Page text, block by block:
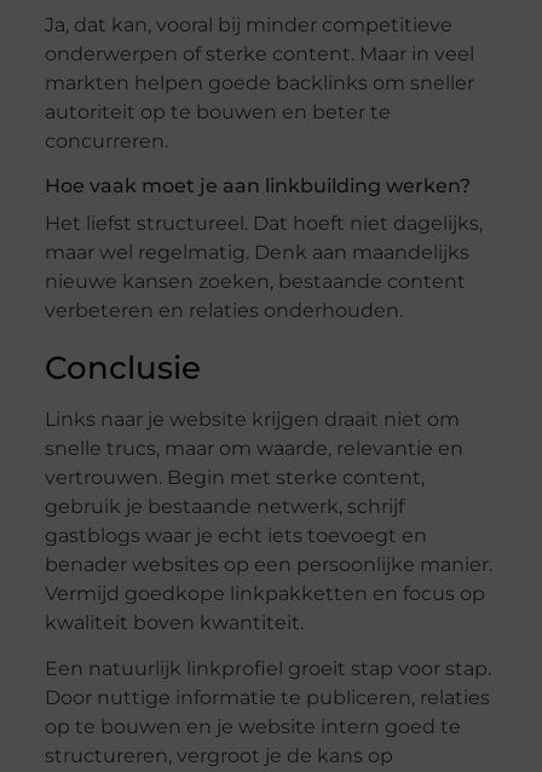
Ja, dat kan, vooral bij minder competitieve
onderwerpen of sterke content. Maar in veel
markten helpen goede backlinks om sneller
autoriteit op te bouwen en beter te
concurreren.
Hoe vaak moet je aan linkbuilding werken?
Het liefst structureel. Dat hoeft niet dagelijks,
maar wel regelmatig. Denk aan maandelijks
nieuwe kansen zoeken, bestaande content
verbeteren en relaties onderhouden.
Conclusie
Links naar je website krijgen draait niet om
snelle trucs, maar om waarde, relevantie en
vertrouwen. Begin met sterke content,
gebruik je bestaande netwerk, schrijf
gastblogs waar je echt iets toevoegt en
benader websites op een persoonlijke manier.
Vermijd goedkope linkpakketten en focus op
kwaliteit boven kwantiteit.
Een natuurlijk linkprofiel groeit stap voor stap.
Door nuttige informatie te publiceren, relaties
op te bouwen en je website intern goed te
structureren, vergroot je de kans op